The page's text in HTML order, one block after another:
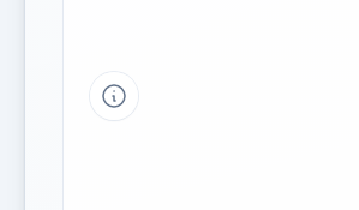
Tipp a grafikon